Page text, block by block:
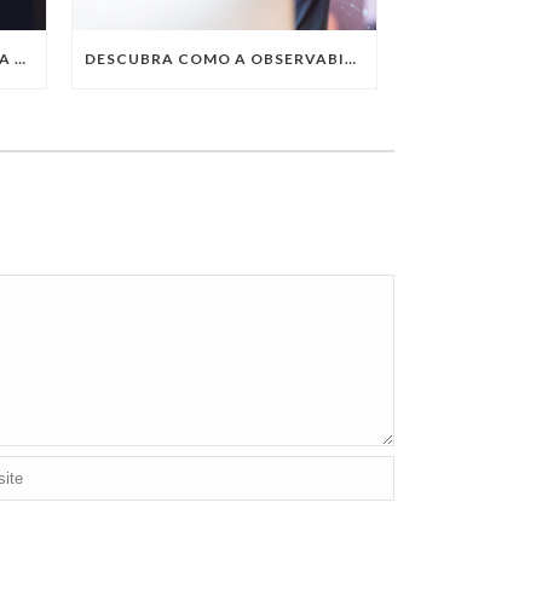
QUAIS SÃO AS TENDÊNCIAS DA TECNOLOGIA DA INFORMAÇÃO PARA 2023? DESCUBRA COMO A OBSERVABILITY IMPULSIONA O SUCESSO DO SEU NEGÓCIO